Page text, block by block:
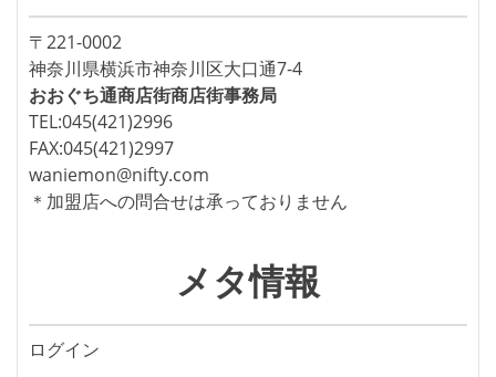
〒221-0002
神奈川県横浜市神奈川区大口通7-4
おおぐち通商店街商店街事務局
TEL:045(421)2996
FAX:045(421)2997
waniemon@nifty.com
＊加盟店への問合せは承っておりません
メタ情報
ログイン